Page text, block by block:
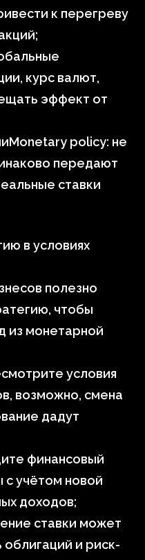
к перегреву
курс валют,
эффект от
policy: не
передают
ставки
в условиях
полезно
чтобы
из монетарной
условия
возможно, смена
дадут
финансовый
с учётом новой
доходов;
ставки может
облигаций и риск-